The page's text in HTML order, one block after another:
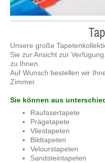
Unsere große
Sie zur Ansicht zur
zu Ihnen.
Auf Wunsch bestellen wir
Zimmer.
Sie können aus
Raufasertapete
Prägetapete
Vliestapeten
Bildtapeten
Velourstapeten
Sandsteintapeten